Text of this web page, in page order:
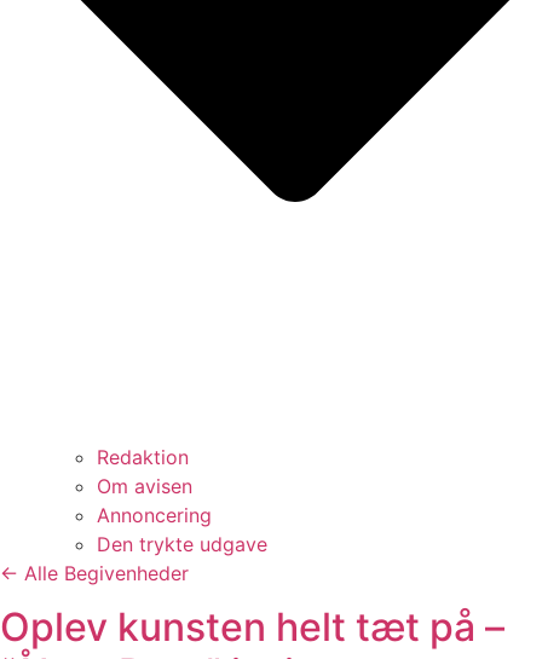
Redaktion
Om avisen
Annoncering
Den trykte udgave
← Alle Begivenheder
Oplev kunsten helt tæt på –